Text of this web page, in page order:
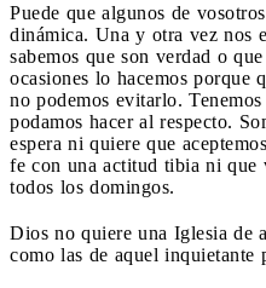
Puede que algunos de
dinámica. Una y otra vez nos
sabemos que son verdad o
ocasiones lo hacemos porque
no podemos evitarlo.
podamos hacer al respecto.
espera ni quiere que
fe con una actitud tibia ni que
todos los domingos.
Dios no quiere una Iglesia de
como las de aquel inquietante